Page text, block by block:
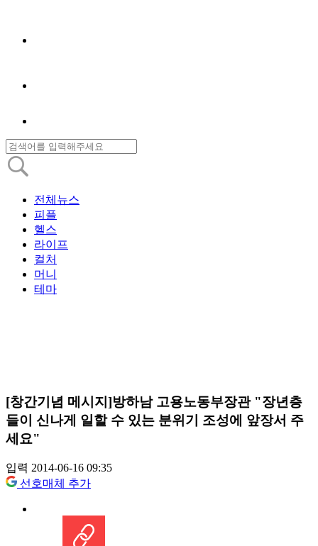
전체뉴스
피플
헬스
라이프
컬처
머니
테마
[창간기념 메시지]방하남 고용노동부장관 "장년층
들이 신나게 일할 수 있는 분위기 조성에 앞장서 주
세요"
입력 2014-06-16 09:35
선호매체 추가